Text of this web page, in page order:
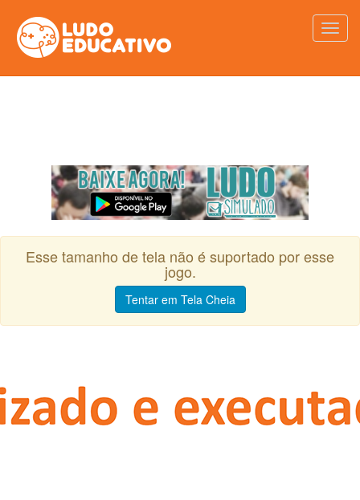
Esse tamanho de tela não é suportado por esse
jogo.
Tentar em Tela Cheia